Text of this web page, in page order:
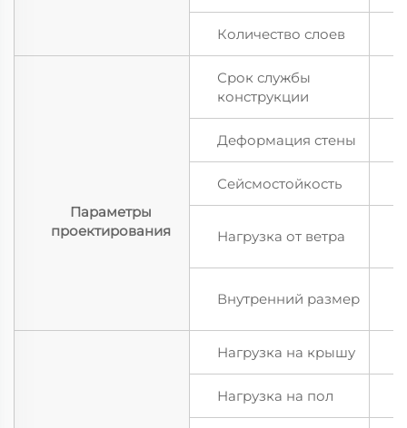
Количество слоев
Параметры
проектирования
Срок службы
конструкции
Деформация стены
Сейсмостойкость
Нагрузка от ветра
Внутренний размер
Нагрузка на крышу
Нагрузка на пол